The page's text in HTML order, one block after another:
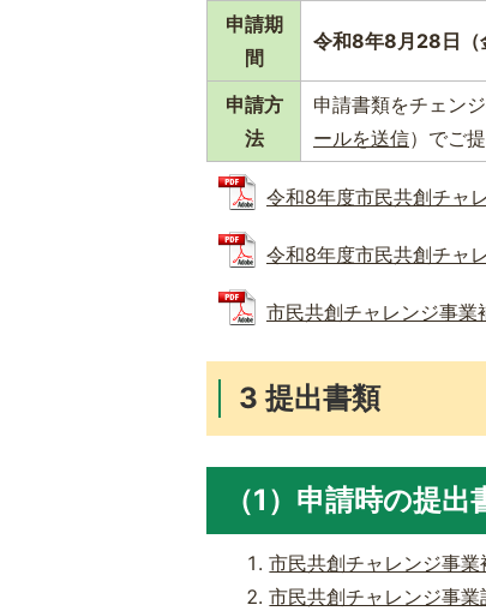
申請期
間
令和8年8月28日（
申請方
法
申請書類をチェン
ールを送信）でご
令和8年度市民共創チャ
令和8年度市民共創チャ
市民共創チャレンジ事業
3 提出書類
（1）申請時の提出
市民共創チャレンジ事
市民共創チャレンジ事